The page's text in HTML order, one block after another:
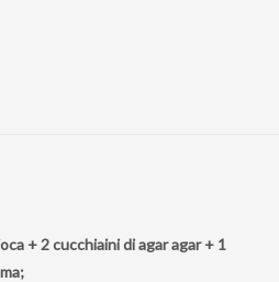
+ 2 cucchiaini di agar agar + 1